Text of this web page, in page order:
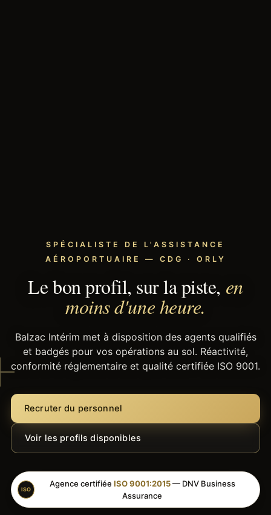
SPÉCIALISTE DE L'ASSISTANCE
AÉROPORTUAIRE — CDG · ORLY
Le bon profil, sur la piste, en
moins d'une heure.
Balzac Intérim met à disposition des agents qualifiés
et badgés pour vos opérations au sol. Réactivité,
conformité réglementaire et qualité certifiée ISO 9001.
Recruter du personnel
Voir les profils disponibles
ISO
Agence certifiée ISO 9001:2015— DNV Business
Assurance